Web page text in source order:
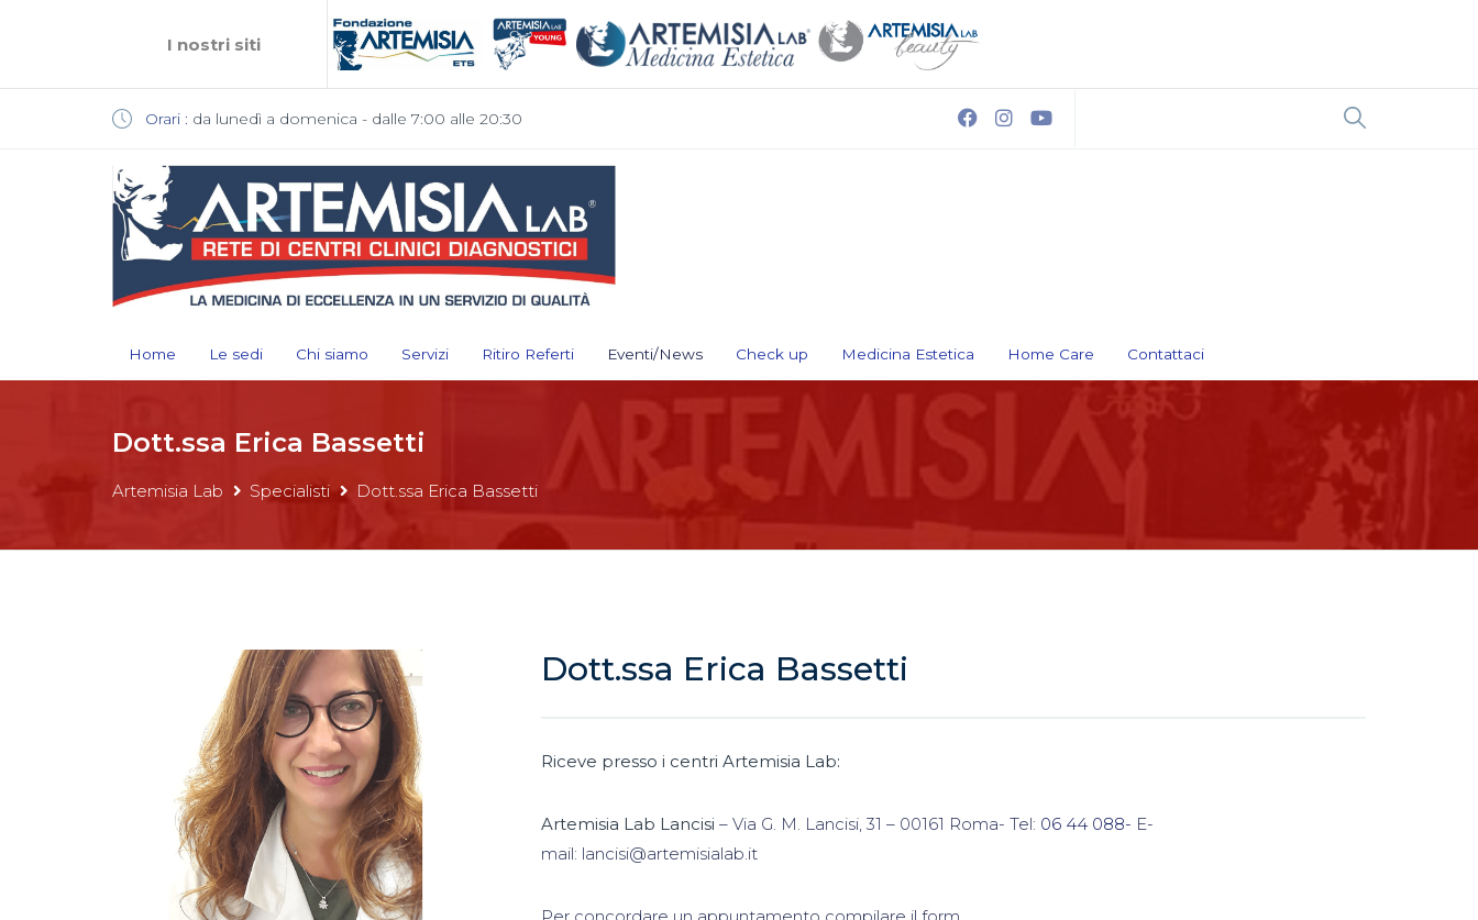
I nostri siti
Orari : da lunedì a domenica - dalle 7:00 alle 20:30
Home Le sedi Chi siamo Servizi Ritiro Referti Eventi/News Check up Medicina Estetica Home Care Contattaci
Dott.ssa Erica Bassetti
Artemisia Lab Specialisti Dott.ssa Erica Bassetti
Dott.ssa Erica Bassetti
Riceve presso i centri Artemisia Lab:
Artemisia Lab Lancisi – Via G. M. Lancisi, 31 – 00161 Roma- Tel: 06 44 088- E-
mail: lancisi@artemisialab.it